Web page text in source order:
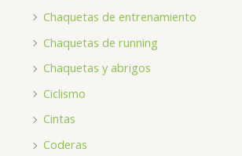
Chaquetas de entrenamiento
Chaquetas de running
Chaquetas y abrigos
Ciclismo
Cintas
Coderas